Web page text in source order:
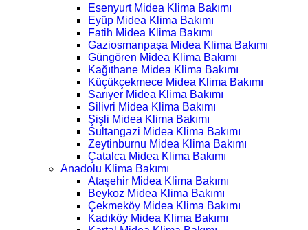
Esenyurt Midea Klima Bakımı
Eyüp Midea Klima Bakımı
Fatih Midea Klima Bakımı
Gaziosmanpaşa Midea Klima Bakımı
Güngören Midea Klima Bakımı
Kağıthane Midea Klima Bakımı
Küçükçekmece Midea Klima Bakımı
Sarıyer Midea Klima Bakımı
Silivri Midea Klima Bakımı
Şişli Midea Klima Bakımı
Sultangazi Midea Klima Bakımı
Zeytinburnu Midea Klima Bakımı
Çatalca Midea Klima Bakımı
Anadolu Klima Bakımı
Ataşehir Midea Klima Bakımı
Beykoz Midea Klima Bakımı
Çekmeköy Midea Klima Bakımı
Kadıköy Midea Klima Bakımı